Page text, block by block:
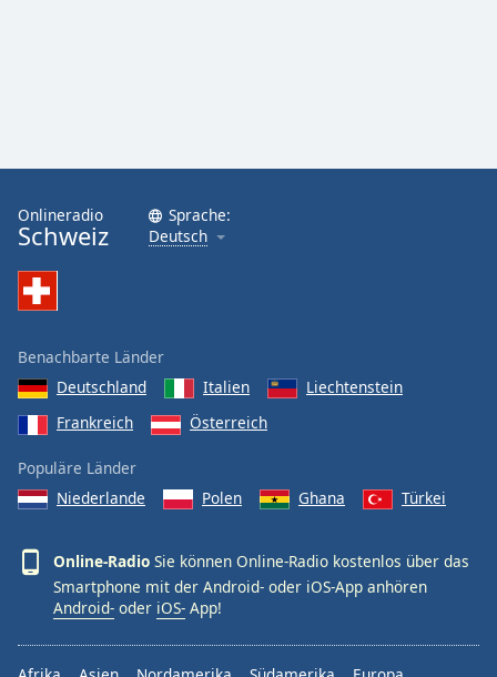
Onlineradio
Schweiz
Sprache:
Deutsch
Benachbarte Länder
Deutschland
Italien
Liechtenstein
Frankreich
Österreich
Populäre Länder
Niederlande
Polen Ghana Türkei
Online-Radio Sie können Online-Radio kostenlos über das
Smartphone mit der Android- oder iOS-App anhören
Android- oder iOS- App!